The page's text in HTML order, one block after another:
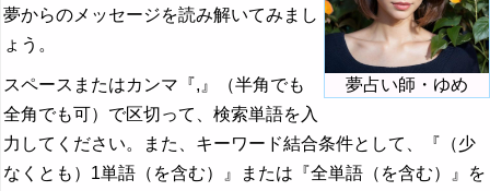
夢占い師・ゆめ
夢からのメッセージを読み解いてみまし
ょう。
スペースまたはカンマ『,』（半角でも
全角でも可）で区切って、検索単語を入
力してください。また、キーワード結合条件として、『（少
なくとも）1単語（を含む）』または『全単語（を含む）』を